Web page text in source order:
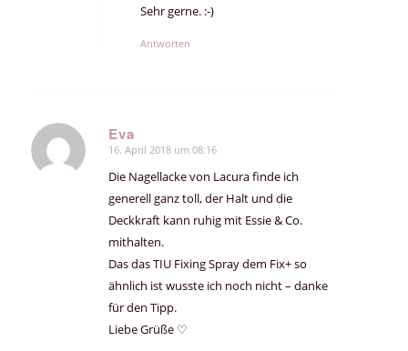
Sehr gerne. :-)
Antworten
Eva
sagte:
16. April 2018 um 08:16
Die Nagellacke von Lacura finde ich
generell ganz toll, der Halt und die
Deckkraft kann ruhig mit Essie & Co.
mithalten.
Das das TIU Fixing Spray dem Fix+ so
ähnlich ist wusste ich noch nicht – danke
für den Tipp.
Liebe Grüße ♡